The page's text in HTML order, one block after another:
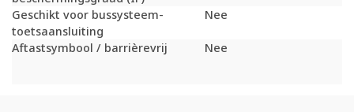
Geschikt voor bussysteem-
toetsaansluiting
Nee
Aftastsymbool / barrièrevrij Nee